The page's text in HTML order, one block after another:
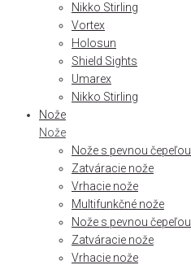
Nikko Stirling
Vortex
Holosun
Shield Sights
Umarex
Nikko Stirling
Nože
Nože
Nože s pevnou čepeľou
Zatváracie nože
Vrhacie nože
Multifunkčné nože
Nože s pevnou čepeľou
Zatváracie nože
Vrhacie nože